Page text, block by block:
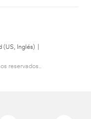
(US, Inglés)
reservados..